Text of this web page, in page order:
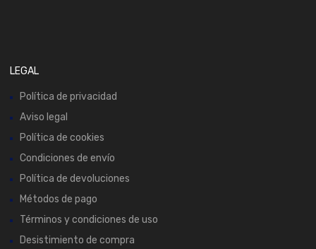
LEGAL
Política de privacidad
Aviso legal
Política de cookies
Condiciones de envío
Política de devoluciones
Métodos de pago
Términos y condiciones de uso
Desistimiento de compra